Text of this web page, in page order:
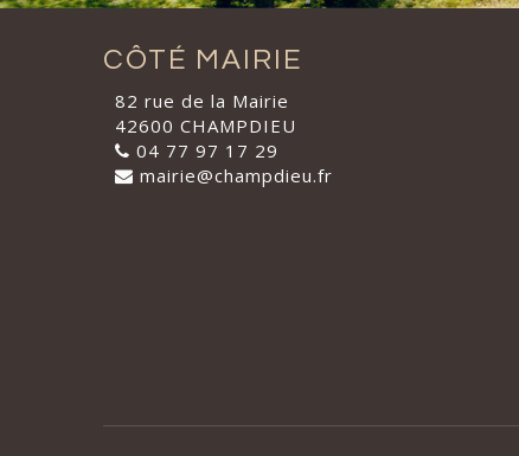
CÔTÉ MAIRIE
82 rue de la Mairie
42600 CHAMPDIEU
04 77 97 17 29
mairie@champdieu.fr